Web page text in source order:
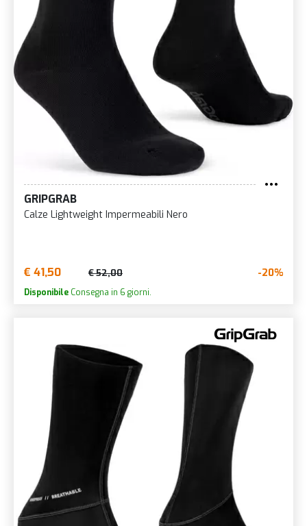
GRIPGRAB
Calze Lightweight Impermeabili Nero
€ 41,50 € 52,00 -20%
Disponibile Consegna in 6 giorni.